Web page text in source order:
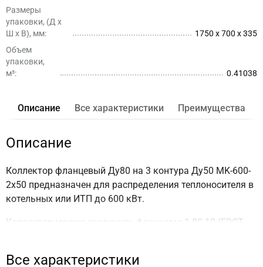
Размеры
упаковки, (Д x
Ш х В), мм:
1750 x 700 x 335
Объем
упаковки,
м³:
0.41038
Описание Все характеристики Преимущества
Описание
Коллектор фланцевый Ду80 на 3 контура Ду50 MK-600-
2x50 предназначен для распределения теплоносителя в
котельных или ИТП до 600 кВт.
Коллектор можно соединить фланцами 1-80-10 (ГОСТ
Все характеристики